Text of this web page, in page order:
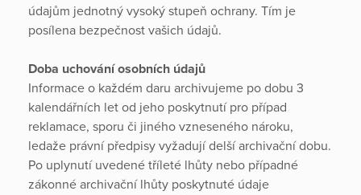
údajům jednotný vysoký stupeň ochrany. Tím je
posílena bezpečnost vašich údajů.
Doba uchování osobních údajů
Informace o každém daru archivujeme po dobu 3
kalendářních let od jeho poskytnutí pro případ
reklamace, sporu či jiného vzneseného nároku,
ledaže právní předpisy vyžadují delší archivační dobu.
Po uplynutí uvedené tříleté lhůty nebo případné
zákonné archivační lhůty poskytnuté údaje